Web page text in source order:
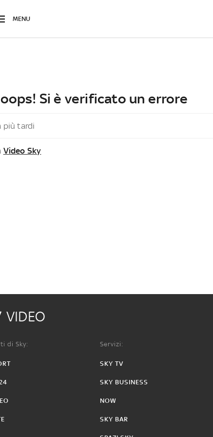
MENU
Si è verificato un errore
più tardi
Video Sky
VIDEO
di Sky: Servizi:
SKY TV
SKY BUSINESS
NOW
SKY BAR